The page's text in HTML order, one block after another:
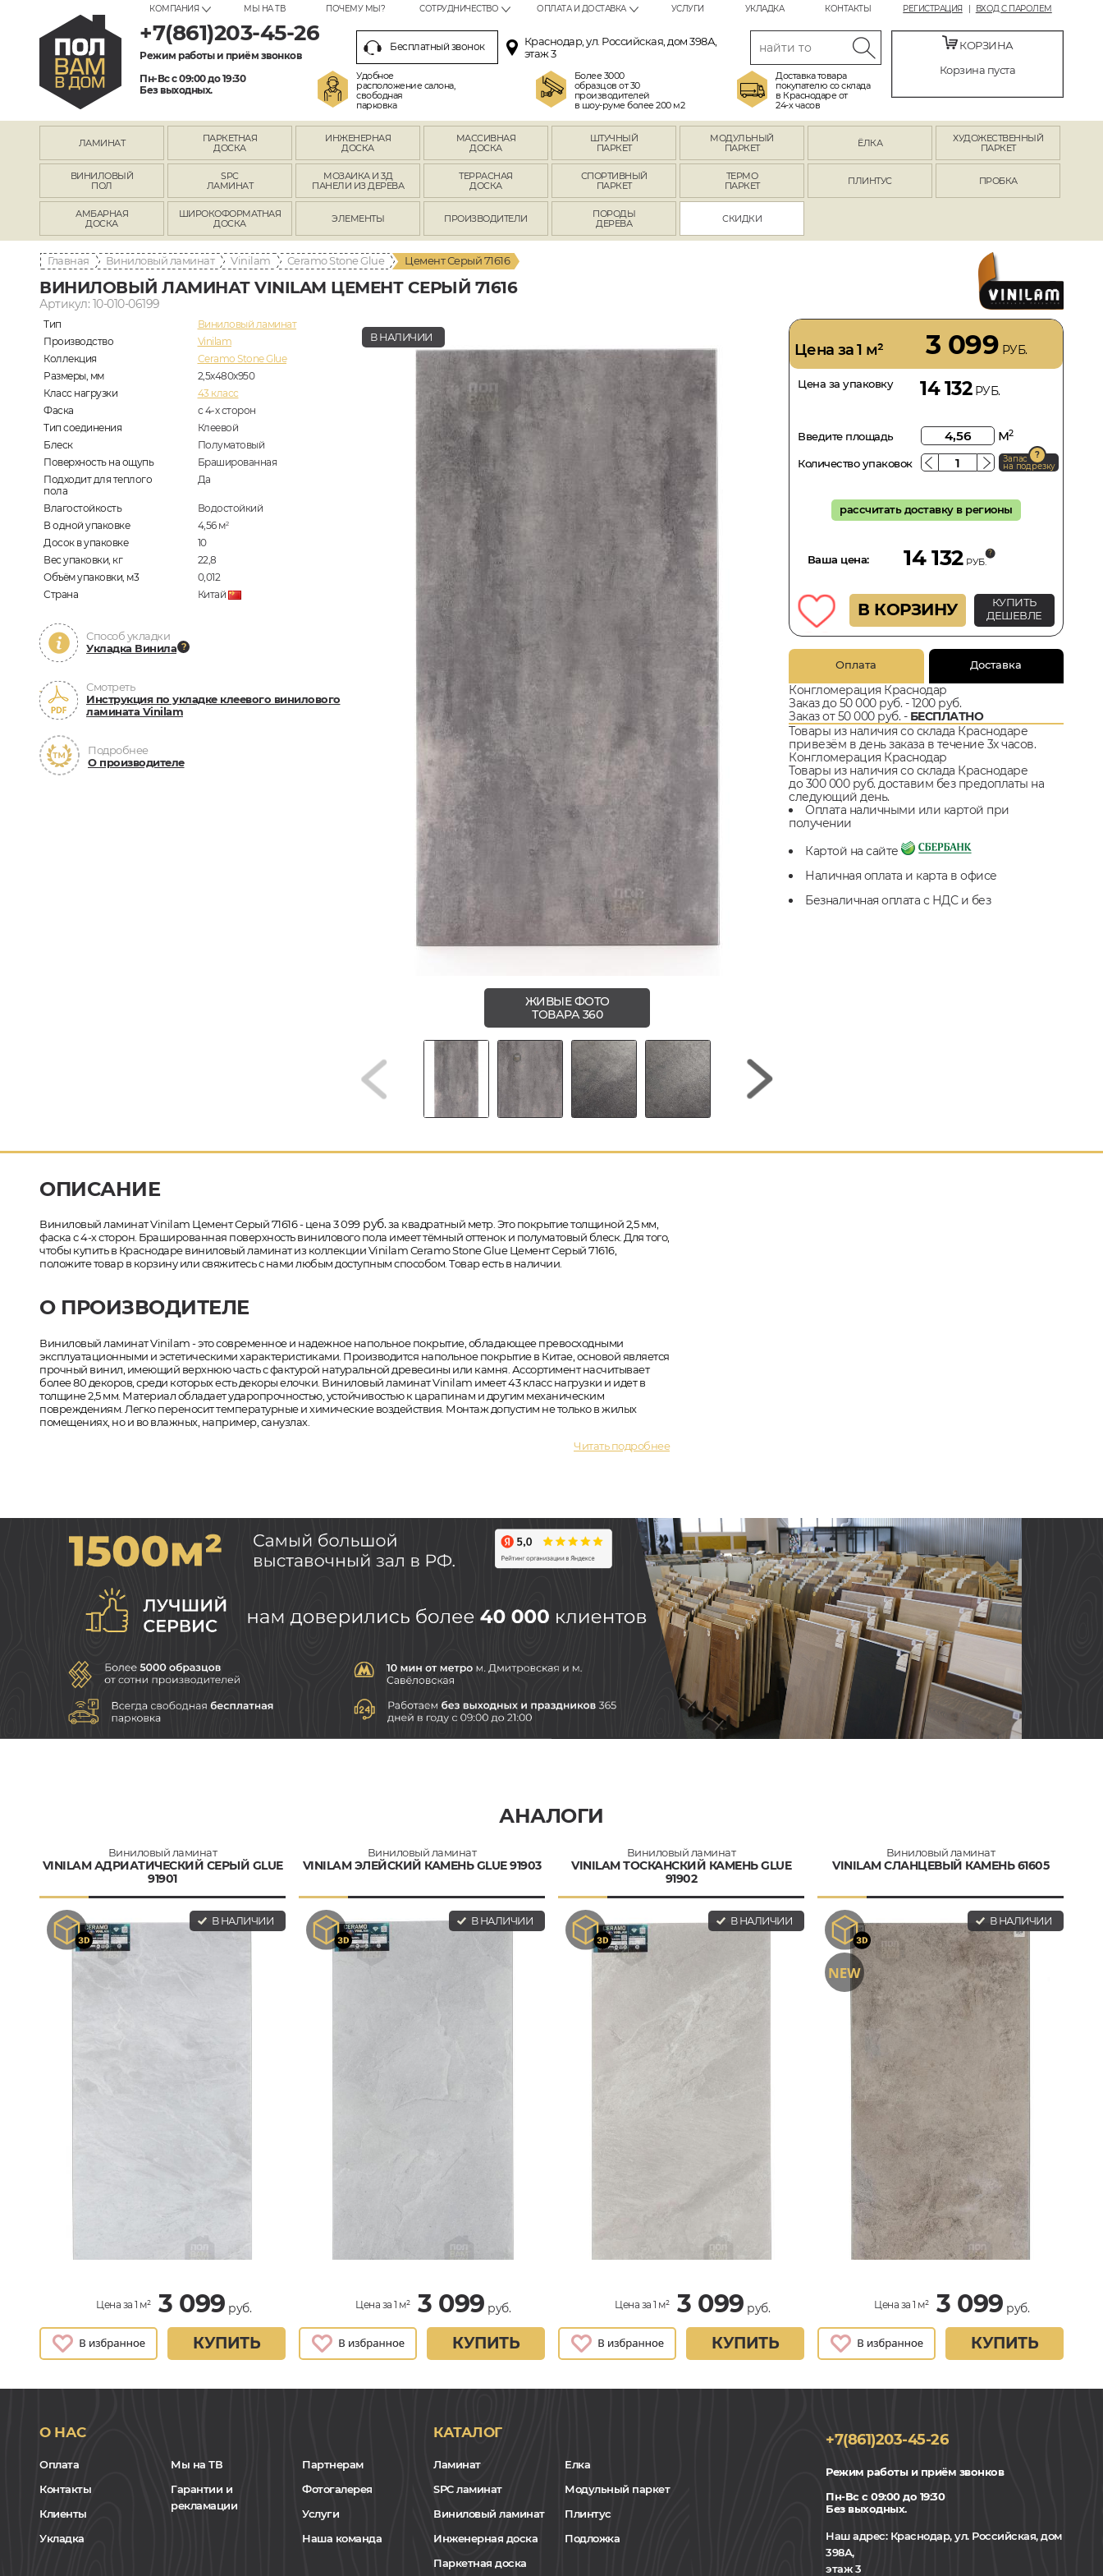
РЕГИСТРАЦИЯ ВХОД С ПАРОЛЕМ
КОМПАНИЯ МЫ НА ТВ ПОЧЕМУ МЫ? СОТРУДНИЧЕСТВО ОПЛАТА И ДОСТАВКА УСЛУГИ УКЛАДКА КОНТАКТЫ
+7(861)203-45-26
Режим работы и приём звонков
Пн-Вс с 09:00 до 19:30
Без выходных.
Бесплатный звонок
Краснодар, ул. Российская, дом 398А,
этаж 3
Удобное
расположение салона,
свободная
парковка
Более 3000
образцов от 30
производителей
в шоу-руме более 200 м2
Доставка товара
покупателю со склада
в Краснодаре от
24-х часов
КОРЗИНА
Корзина пуста
ЛАМИНАТ
ПАРКЕТНАЯ
ДОСКА
ИНЖЕНЕРНАЯ
ДОСКА
МАССИВНАЯ
ДОСКА
ШТУЧНЫЙ
ПАРКЕТ
МОДУЛЬНЫЙ
ПАРКЕТ
ЁЛКА
ХУДОЖЕСТВЕННЫЙ
ПАРКЕТ
ВИНИЛОВЫЙ
ПОЛ
SPC
ЛАМИНАТ
МОЗАИКА И 3Д
ПАНЕЛИ ИЗ ДЕРЕВА
ТЕРРАСНАЯ
ДОСКА
СПОРТИВНЫЙ
ПАРКЕТ
ТЕРМО
ПАРКЕТ
ПЛИНТУС ПРОБКА
АМБАРНАЯ
ДОСКА
ШИРОКОФОРМАТНАЯ
ДОСКА
ЭЛЕМЕНТЫ ПРОИЗВОДИТЕЛИ
ПОРОДЫ
ДЕРЕВА
СКИДКИ
Главная Виниловый ламинат Vinilam Ceramo Stone Glue Цемент Серый 71616
ВИНИЛОВЫЙ ЛАМИНАТ VINILAM ЦЕМЕНТ СЕРЫЙ 71616
Артикул: 10-010-06199
Тип
Виниловый ламинат
Производство
Vinilam
Коллекция
Ceramo Stone Glue
Размеры, мм
2,5х480х950
Класс нагрузки
43 класс
Фаска
с 4-х сторон
Тип соединения
Клеевой
Блеск
Полуматовый
Поверхность на ощупь
Брашированная
Подходит для теплого
пола
Да
Влагостойкость
Водостойкий
В одной упаковке
4,56 м2
Досок в упаковке
10
Вес упаковки, кг
22,8
Объём упаковки, м3
0,012
Страна
Китай
Способ укладки
Укладка Винила
Смотреть
Инструкция по укладке клеевого винилового
ламината Vinilam
Подробнее
О производителе
В НАЛИЧИИ
ЖИВЫЕ ФОТО
ТОВАРА 360
Цена за 1 м² 3 099 РУБ.
Цена за упаковку 14 132РУБ.
Введите площадь м2
Количество упаковок Запас
на подрезку
рассчитать доставку в регионы
Ваша цена: 14 132 РУБ.
В КОРЗИНУ
КУПИТЬ
ДЕШЕВЛЕ
Оплата Доставка
Конгломерация Краснодар
Заказ до 50 000 руб. - 1200 руб.
Заказ от 50 000 руб. - БЕСПЛАТНО
Товары из наличия со склада Краснодаре
привезём в день заказа в течение 3х часов.
Конгломерация Краснодар
Товары из наличия со склада Краснодаре
до 300 000 руб. доставим без предоплаты на
следующий день.
Оплата наличными или картой при
получении
Картой на сайте
Наличная оплата и карта в офисе
Безналичная оплата с НДС и без
ОПИСАНИЕ
Виниловый ламинат Vinilam Цемент Серый 71616 - цена 3 099руб.за квадратный метр. Это покрытие толщиной 2,5 мм,
фаска с 4-х сторон. Брашированная поверхность винилового пола имеет тёмный оттенок и полуматовый блеск. Для того,
чтобы купить в Краснодаре виниловый ламинат из коллекции Vinilam Ceramo Stone Glue Цемент Серый 71616,
положите товар в корзину или свяжитесь с нами любым доступным способом. Товар есть в наличии.
О ПРОИЗВОДИТЕЛЕ
Виниловый ламинат Vinilam - это современное и надежное напольное покрытие, обладающее превосходными
эксплуатационными и эстетическими характеристиками. Производится напольное покрытие в Китае, основой является
прочный винил, имеющий верхнюю часть с фактурой натуральной древесины или камня. Ассортимент насчитывает
более 80 декоров, среди которых есть декоры елочки. Виниловый ламинат Vinilam имеет 43 класс нагрузки и идет в
толщине 2,5 мм. Материал обладает ударопрочностью, устойчивостью к царапинам и другим механическим
повреждениям. Легко переносит температурные и химические воздействия. Монтаж допустим не только в жилых
помещениях, но и во влажных, например, санузлах.
Читать подробнее
АНАЛОГИ
Виниловый ламинат
VINILAM АДРИАТИЧЕСКИЙ СЕРЫЙ GLUE
91901
В НАЛИЧИИ
Цена за 1 м² 3 099 руб.
КУПИТЬ
Виниловый ламинат
VINILAM ЭЛЕЙСКИЙ КАМЕНЬ GLUE 91903
В НАЛИЧИИ
Цена за 1 м² 3 099 руб.
КУПИТЬ
Виниловый ламинат
VINILAM ТОСКАНСКИЙ КАМЕНЬ GLUE
91902
В НАЛИЧИИ
Цена за 1 м² 3 099 руб.
КУПИТЬ
Виниловый ламинат
VINILAM СЛАНЦЕВЫЙ КАМЕНЬ 61605
В НАЛИЧИИ
Цена за 1 м² 3 099 руб.
КУПИТЬ
О НАС
Оплата
Контакты
Клиенты
Укладка
Мы на ТВ
Гарантии и
рекламации
Партнерам
Фотогалерея
Услуги
Наша команда
КАТАЛОГ
Ламинат
SPC ламинат
Виниловый ламинат
Инженерная доска
Паркетная доска
Елка
Модульный паркет
Плинтус
Подложка
+7(861)203-45-26
Режим работы и приём звонков
Пн-Вс с 09:00 до 19:30
Без выходных.
Наш адрес: Краснодар, ул. Российская, дом
398А,
этаж 3